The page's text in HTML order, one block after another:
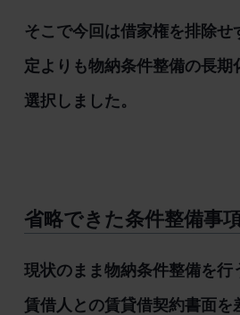
そこで今回は借家権を排除せ
定よりも物納条件整備の長期
選択しました。
省略できた条件整備事
現状のまま物納条件整備を行
賃借人との賃貸借契約書面を